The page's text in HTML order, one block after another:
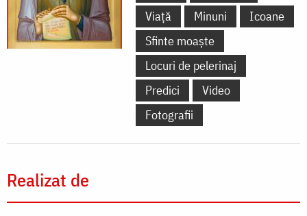
Viață
Minuni
Icoane
Sfinte moaște
Locuri de pelerinaj
Predici
Video
Fotografii
Realizat de